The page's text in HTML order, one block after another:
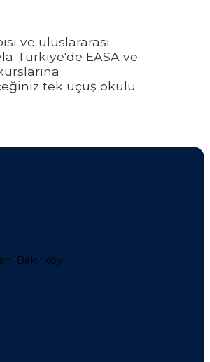
ve uluslararası
Türkiye'de EASA ve
tek uçuş okulu
Bakırköy